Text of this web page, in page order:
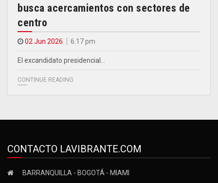
busca acercamientos con sectores de
centro
02 Jun 2026 6.17 pm
El excandidato presidencial…
CONTINUE READING
CONTACTO LAVIBRANTE.COM
BARRANQUILLA - BOGOTÁ - MIAMI